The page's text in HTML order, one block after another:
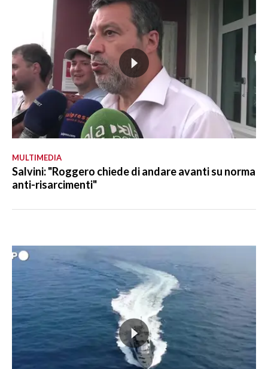
MULTIMEDIA
Salvini: "Roggero chiede di andare avanti su norma
anti-risarcimenti"